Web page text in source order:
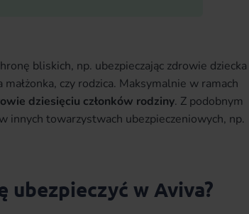
bliskich, np. ubezpieczając zdrowie dziecka
czy rodzica. Maksymalnie w ramach
dziesięciu członków rodziny. Z podobnym
innych towarzystwach ubezpieczeniowych, np.
ubezpieczyć w Aviva?